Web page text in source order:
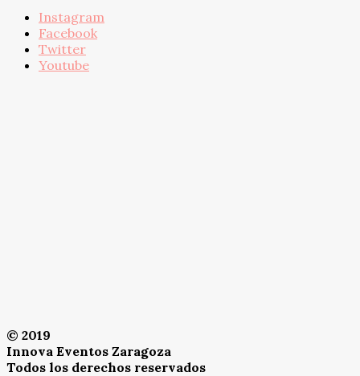
Instagram
Facebook
Twitter
Youtube
© 2019
Innova Eventos Zaragoza
Todos los derechos reservados